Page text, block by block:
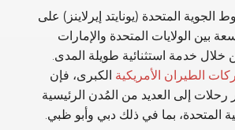
المتحدة (يونايتد إيرلاينز) على
بين الولايات المتحدة والإمارات
خلال خدمة استثنائية طويلة المدى.
الطيران الأمريكيةالكبرى، فإن
رحلات إلى العديد من المُدن الرئيسية
المتحدة، بما في ذلك دبي وأبو ظبي.